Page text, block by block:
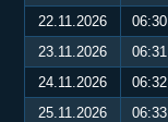
22.11.2026
06:30
23.11.2026
06:31
24.11.2026
06:32
25.11.2026
06:33